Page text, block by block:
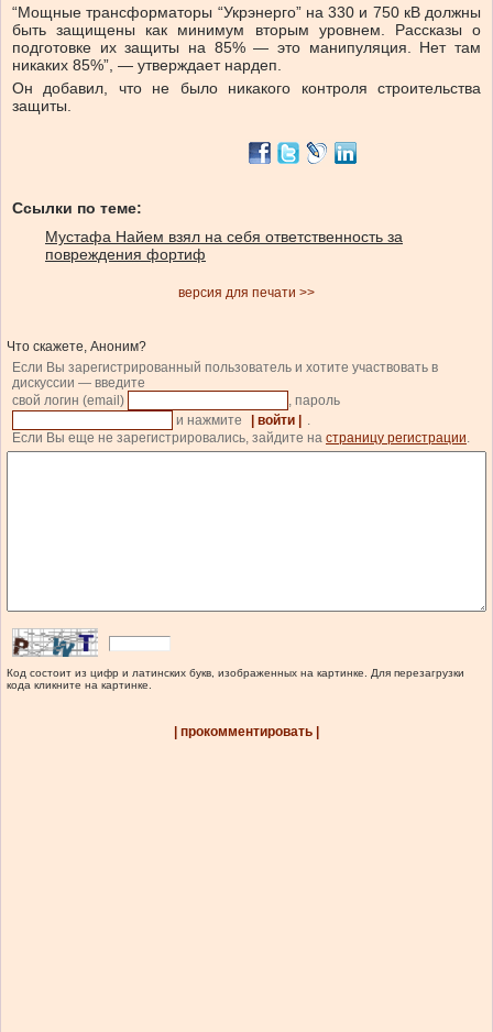
“Мощные трансформаторы “Укрэнерго” на 330 и 750 кВ должны
быть защищены как минимум вторым уровнем. Рассказы о
подготовке их защиты на 85% — это манипуляция. Нет там
никаких 85%”, — утверждает нардеп.
Он добавил, что не было никакого контроля строительства
защиты.
Ссылки по теме:
Мустафа Найем взял на себя ответственность за
повреждения фортиф
версия для печати >>
Что скажете, Аноним?
Если Вы зарегистрированный пользователь и хотите участвовать в
дискуссии — введите
свой логин (email)
, пароль
и нажмите
| войти |
.
Если Вы еще не зарегистрировались, зайдите на страницу регистрации.
Код состоит из цифр и латинских букв, изображенных на картинке. Для перезагрузки
кода кликните на картинке.
| прокомментировать |